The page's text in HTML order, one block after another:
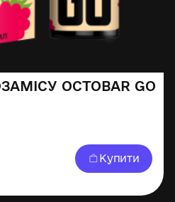
OCTOBAR GO
Купити